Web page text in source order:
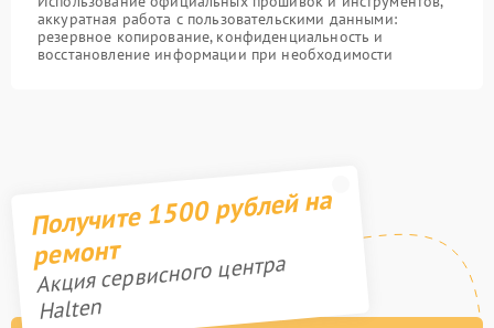
аккуратная работа с пользовательскими данными:
резервное копирование, конфиденциальность и
восстановление информации при необходимости
Получите 1500 рублей на
ремонт
Акция сервисного центра
Halten